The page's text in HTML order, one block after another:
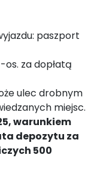
paszport
os. za dopłatą
ulec drobnym
miejsc.
warunkiem
depozytu za
500